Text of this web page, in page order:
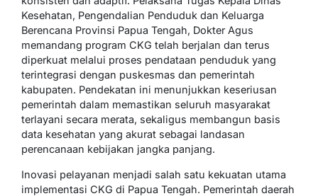
Kesehatan, Pengendalian Penduduk dan Keluarga
Berencana Provinsi Papua Tengah, Dokter Agus
memandang program CKG telah berjalan dan terus
diperkuat melalui proses pendataan penduduk yang
terintegrasi dengan puskesmas dan pemerintah
kabupaten. Pendekatan ini menunjukkan keseriusan
pemerintah dalam memastikan seluruh masyarakat
terlayani secara merata, sekaligus membangun basis
data kesehatan yang akurat sebagai landasan
perencanaan kebijakan jangka panjang.
Inovasi pelayanan menjadi salah satu kekuatan utama
implementasi CKG di Papua Tengah. Pemerintah daerah